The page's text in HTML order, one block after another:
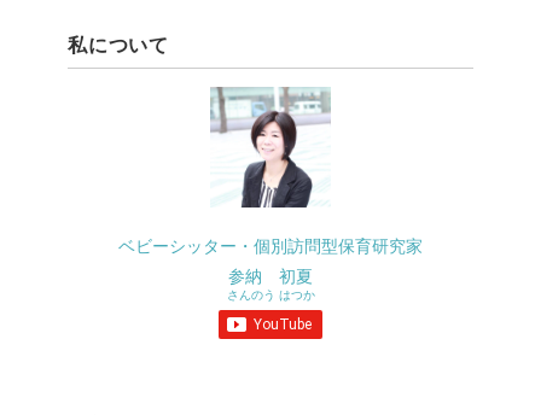
私について
ベビーシッター・個別訪問型保育研究家
参納 初夏
さんのう はつか